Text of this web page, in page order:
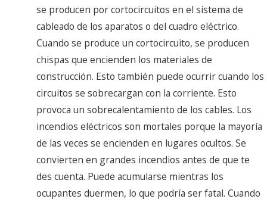
se producen por cortocircuitos en el sistema de
cableado de los aparatos o del cuadro eléctrico.
Cuando se produce un cortocircuito, se producen
chispas que encienden los materiales de
construcción. Esto también puede ocurrir cuando los
circuitos se sobrecargan con la corriente. Esto
provoca un sobrecalentamiento de los cables. Los
incendios eléctricos son mortales porque la mayoría
de las veces se encienden en lugares ocultos. Se
convierten en grandes incendios antes de que te
des cuenta. Puede acumularse mientras los
ocupantes duermen, lo que podría ser fatal. Cuando